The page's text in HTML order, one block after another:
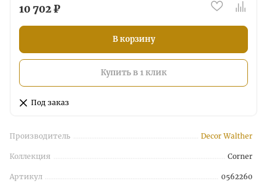
10 702 ₽
В корзину
Купить в 1 клик
Под заказ
Производитель Decor Walther
Коллекция Corner
Артикул 0562260